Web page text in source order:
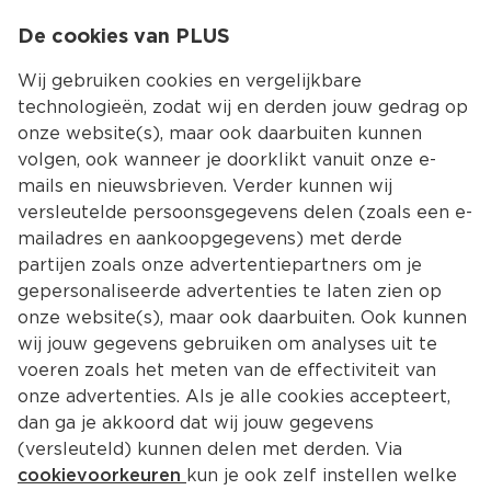
Kies jouw
Terug Producten
Knackebrod
21 producten
Filter Meest gewild
PLUS Knackebrod Volkoren
Per 375 g
De cookies van PLUS
Wij gebruiken cookies en vergelijkbare
technologieën, zodat wij en derden jouw gedrag op
onze website(s), maar ook daarbuiten kunnen
volgen, ook wanneer je doorklikt vanuit onze e-
mails en nieuwsbrieven. Verder kunnen wij
versleutelde persoonsgegevens delen (zoals een e-
mailadres en aankoopgegevens) met derde
partijen zoals onze advertentiepartners om je
gepersonaliseerde advertenties te laten zien op
onze website(s), maar ook daarbuiten. Ook kunnen
wij jouw gegevens gebruiken om analyses uit te
voeren zoals het meten van de effectiviteit van
onze advertenties. Als je alle cookies accepteert,
dan ga je akkoord dat wij jouw gegevens
(versleuteld) kunnen delen met derden. Via
cookievoorkeuren kun je ook zelf instellen welke